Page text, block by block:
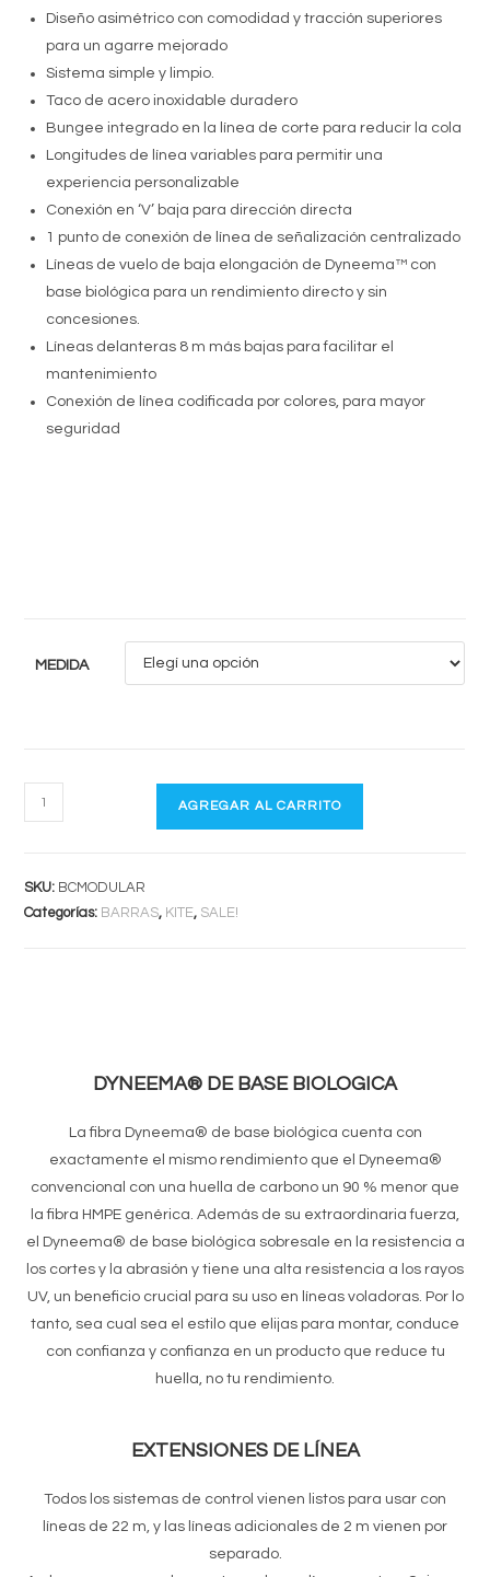
Diseño asimétrico con comodidad y tracción superiores
para un agarre mejorado
Sistema simple y limpio.
Taco de acero inoxidable duradero
Bungee integrado en la línea de corte para reducir la cola
Longitudes de línea variables para permitir una
experiencia personalizable
Conexión en ‘V’ baja para dirección directa
1 punto de conexión de línea de señalización centralizado
Líneas de vuelo de baja elongación de Dyneema™ con
base biológica para un rendimiento directo y sin
concesiones.
Líneas delanteras 8 m más bajas para facilitar el
mantenimiento
Conexión de línea codificada por colores, para mayor
seguridad
MEDIDA
OVERDRIVE
MODULAR
cantidad
AGREGAR AL CARRITO
SKU: BCMODULAR
Categorías: BARRAS, KITE, SALE!
DYNEEMA® DE BASE BIOLOGICA
La fibra Dyneema® de base biológica cuenta con
exactamente el mismo rendimiento que el Dyneema®
convencional con una huella de carbono un 90 % menor que
la fibra HMPE genérica. Además de su extraordinaria fuerza,
el Dyneema® de base biológica sobresale en la resistencia a
los cortes y la abrasión y tiene una alta resistencia a los rayos
UV, un beneficio crucial para su uso en líneas voladoras. Por lo
tanto, sea cual sea el estilo que elijas para montar, conduce
con confianza y confianza en un producto que reduce tu
huella, no tu rendimiento.
EXTENSIONES DE LÍNEA
Todos los sistemas de control vienen listos para usar con
líneas de 22 m, y las líneas adicionales de 2 m vienen por
separado.